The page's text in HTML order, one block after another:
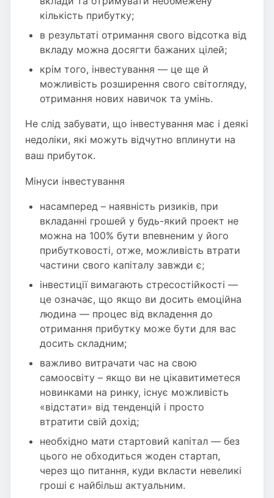
кількість прибутку;
в результаті отримання свого відсотка від
вкладу можна досягти бажаних цілей;
крім того, інвестування — це ще й
можливість розширення свого світогляду,
отримання нових навичок та умінь.
Не слід забувати, що інвестування має і деякі
недоліки, які можуть відчутно вплинути на
ваш прибуток.
Мінуси інвестування
насамперед – наявність ризиків, при
вкладанні грошей у будь-який проект не
можна на 100% бути впевненим у його
прибутковості, отже, можливість втрати
частини свого капіталу завжди є;
інвестиції вимагають стресостійкості —
це означає, що якщо ви досить емоційна
людина — процес від вкладення до
отримання прибутку може бути для вас
досить складним;
важливо витрачати час на свою
самоосвіту – якщо ви не цікавитиметеся
новинками на ринку, існує можливість
«відстати» від тенденцій і просто
втратити свій дохід;
необхідно мати стартовий капітал — без
цього не обходиться жоден стартап,
через що питання, куди вкласти невеликі
гроші є найбільш актуальним.